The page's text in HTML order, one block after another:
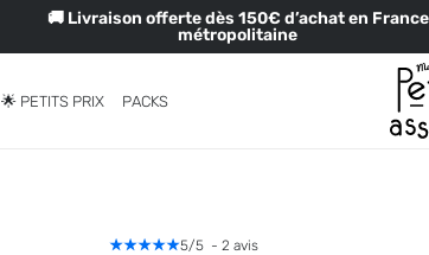
🚚 Livraison offerte dès 150€ d’achat en France
métropolitaine
🌟 PETITS PRIX PACKS
5/5 -2avis